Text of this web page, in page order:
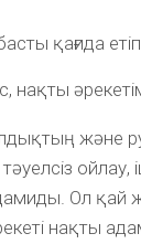
қағида
және
ойлау,
дамиды. Ол
нақты